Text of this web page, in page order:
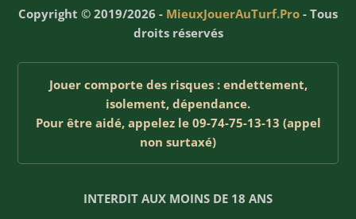
Copyright © 2019/2026 - MieuxJouerAuTurf.Pro - Tous
droits réservés
Jouer comporte des risques : endettement,
isolement, dépendance.
Pour être aidé, appelez le 09-74-75-13-13 (appel
non surtaxé)
INTERDIT AUX MOINS DE 18 ANS